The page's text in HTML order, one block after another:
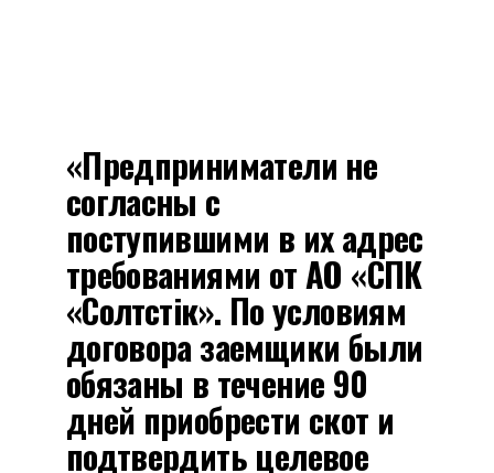
«Предприниматели не
согласны с
поступившими в их адрес
требованиями от АО «СПК
«Солтүстік». По условиям
договора заемщики были
обязаны в течение 90
дней приобрести скот и
подтвердить целевое